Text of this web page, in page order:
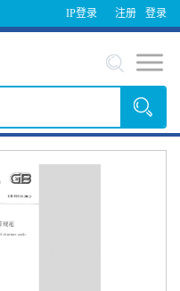
IP登录 登录
注册